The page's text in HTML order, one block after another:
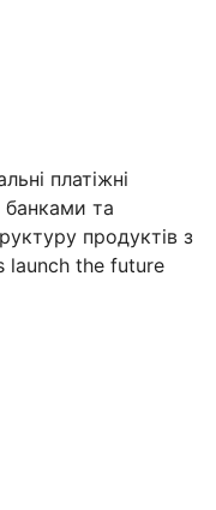
платіжні
банками та
продуктів з
launch the future